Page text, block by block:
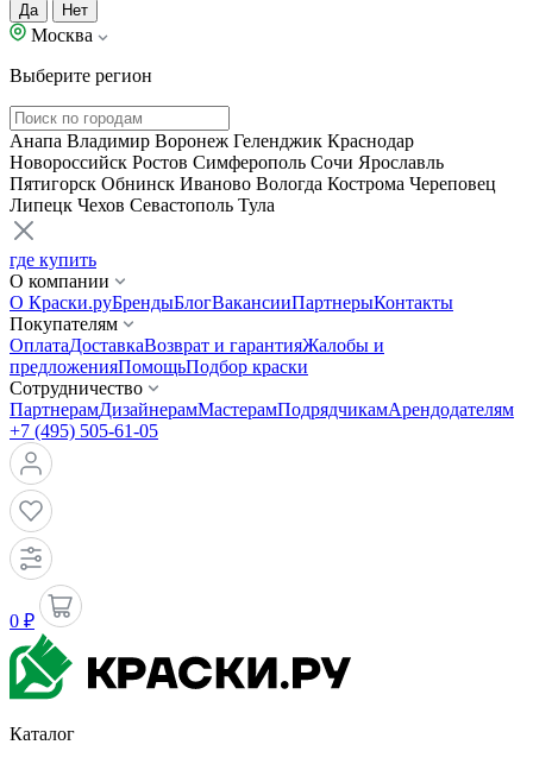
Да Нет
Москва
Выберите регион
Анапа Владимир Воронеж Геленджик Краснодар
Новороссийск Ростов Симферополь Сочи Ярославль
Пятигорск Обнинск Иваново Вологда Кострома Череповец
Липецк Чехов Севастополь Тула
где купить
О компании
О Краски.руБрендыБлогВакансииПартнерыКонтакты
Покупателям
ОплатаДоставкаВозврат и гарантияЖалобы и
предложенияПомощьПодбор краски
Сотрудничество
ПартнерамДизайнерамМастерамПодрядчикамАрендодателям
+7 (495) 505-61-05
0 ₽
Каталог